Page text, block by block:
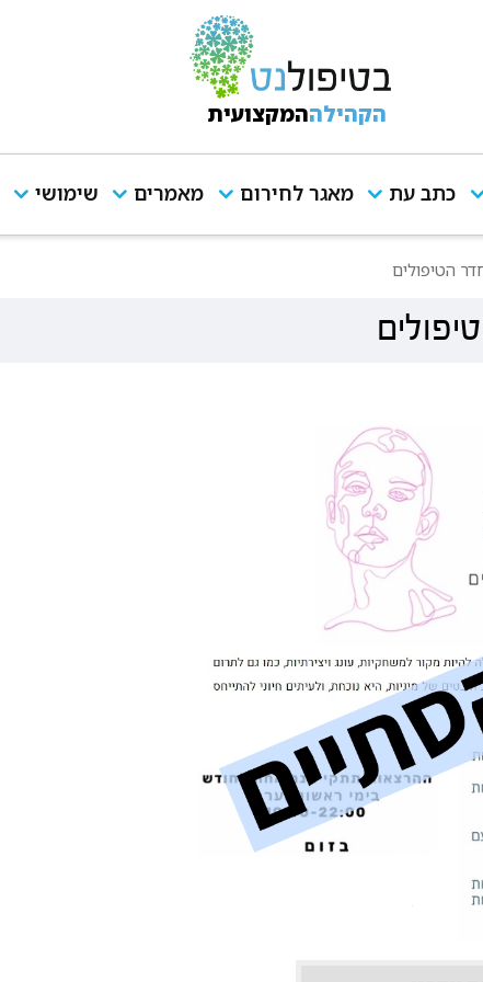
הקהילההמקצועית
כתב עת מאגר לחירום מאמרים שימושי
הטיפולים